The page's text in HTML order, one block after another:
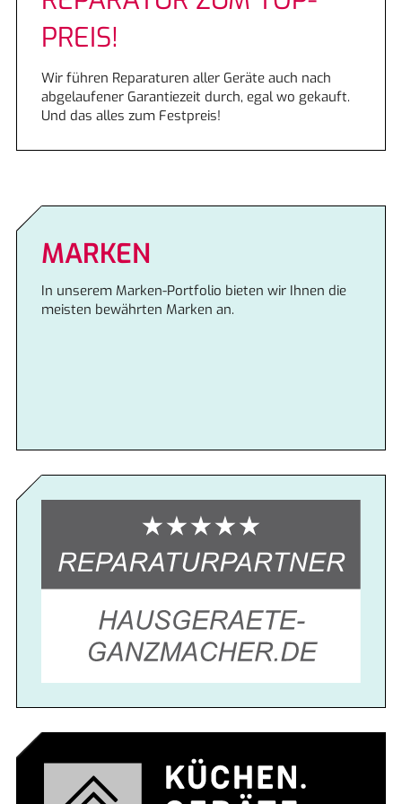
Klimatechnik
Photovoltaik
Lüftungstechnik
Energieeffizienz
SMART HOME
PREIS!
Wir führen Reparaturen aller Geräte auch nach
abgelaufener Garantiezeit durch, egal wo gekauft.
Und das alles zum Festpreis!
MARKEN
In unserem Marken-Portfolio bieten wir Ihnen die
meisten bewährten Marken an.